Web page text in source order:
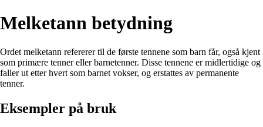
Melketann betydning
Ordet melketann refererer til de første tennene som barn får, også kjent
som primære tenner eller barnetenner. Disse tennene er midlertidige og
faller ut etter hvert som barnet vokser, og erstattes av permanente
tenner.
Eksempler på bruk